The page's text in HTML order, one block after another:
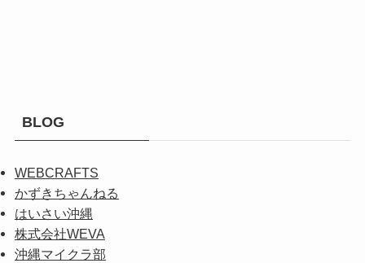
BLOG
WEBCRAFTS
かずきちゃんねる
はいさい沖縄
株式会社WEVA
沖縄マイクラ部